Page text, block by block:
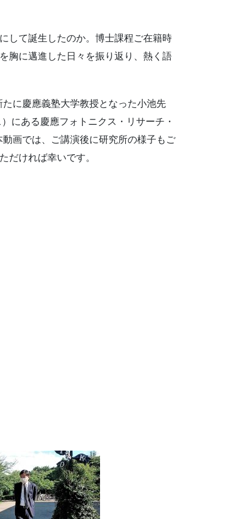
して誕生したのか。博士課程ご在籍時
胸に邁進した日々を振り返り、熱く語
に慶應義塾大学教授となった小池先
にある慶應フォトニクス・リサーチ・
画では、ご講演後に研究所の様子もご
だければ幸いです。